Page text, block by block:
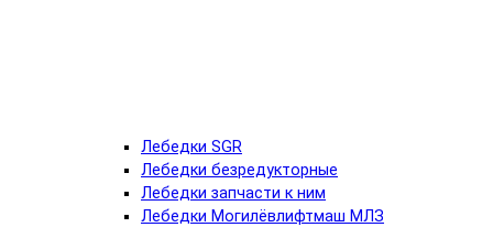
Лебедки SGR
Лебедки безредукторные
Лебедки запчасти к ним
Лебедки Могилёвлифтмаш МЛЗ